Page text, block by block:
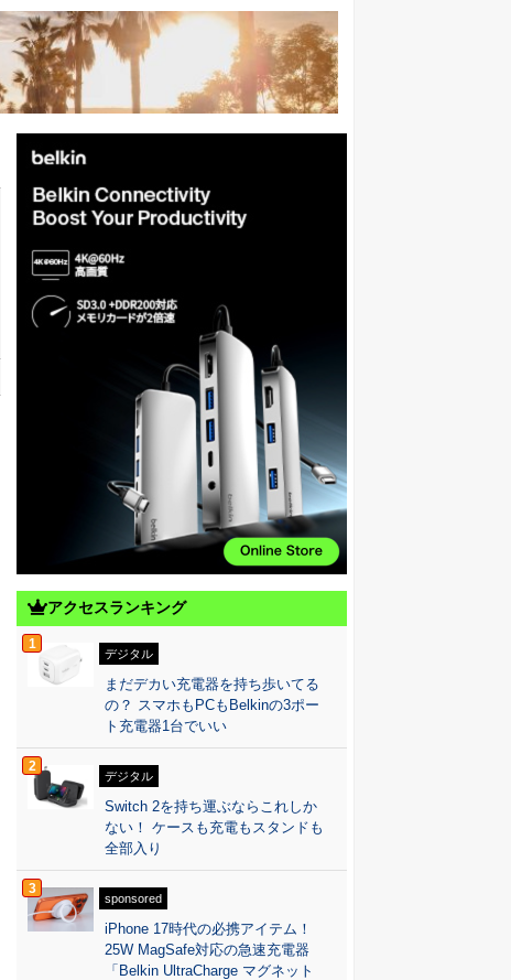
アクセスランキング
1
デジタル
まだデカい充電器を持ち歩いてる
の？ スマホもPCもBelkinの3ポー
ト充電器1台でいい
2
デジタル
Switch 2を持ち運ぶならこれしか
ない！ ケースも充電もスタンドも
全部入り
3
sponsored
iPhone 17時代の必携アイテム！
25W MagSafe対応の急速充電器
「Belkin UltraCharge マグネット